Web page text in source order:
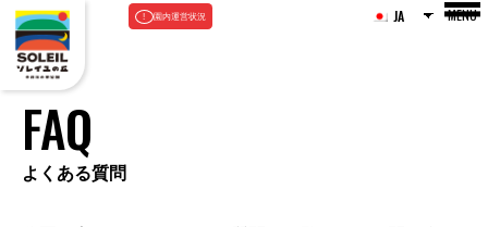
園内運営状況 JA MENU
FAQ
よくある質問